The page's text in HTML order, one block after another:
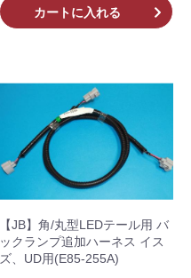
カートに入れる
【JB】角/丸型LEDテール用 バ
ックランプ追加ハーネス イス
ズ、UD用(E85-255A)